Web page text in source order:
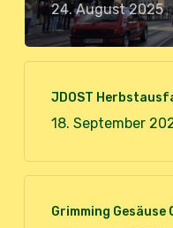
24. August 2025
JDOST
18. September
Grimming Gesäuse